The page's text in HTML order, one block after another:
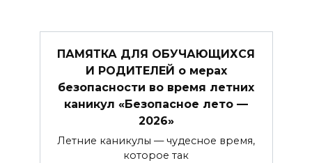
ПАМЯТКА ДЛЯ ОБУЧАЮЩИХСЯ
И РОДИТЕЛЕЙ о мерах
безопасности во время летних
каникул «Безопасное лето —
2026»
Летние каникулы — чудесное время,
которое так